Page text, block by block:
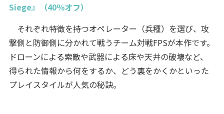
Siege』（40％オフ）
それぞれ特徴を持つオペレーター（兵種）を選び、攻
撃側と防御側に分かれて戦うチーム対戦FPSが本作です。
ドローンによる索敵や武器による床や天井の破壊など、
得られた情報から何をするか、どう裏をかくかといった
プレイスタイルが人気の秘訣。